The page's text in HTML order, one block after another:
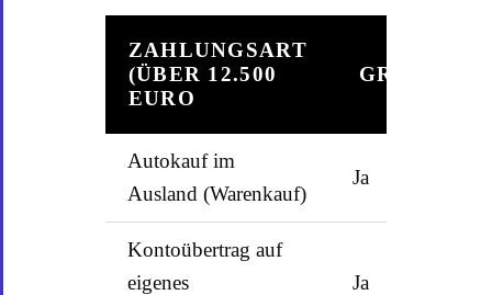
ZAHLUNGSART
(ÜBER 12.500
EURO
Autokauf im
Ausland (Warenkauf)
Ja
Kontoübertrag auf
eigenes
Ja